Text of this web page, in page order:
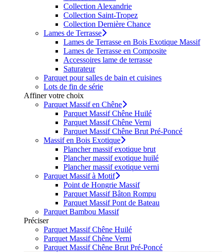
Collection Alexandrie
Collection Saint-Tropez
Collection Dernière Chance
Lames de Terrasse
Lames de Terrasse en Bois Exotique Massif
Lames de Terrasse en Composite
Accessoires lame de terrasse
Saturateur
Parquet pour salles de bain et cuisines
Lots de fin de série
Affiner votre choix
Parquet Massif en Chêne
Parquet Massif Chêne Huilé
Parquet Massif Chêne Verni
Parquet Massif Chêne Brut Pré-Poncé
Massif en Bois Exotique
Plancher massif exotique brut
Plancher massif exotique huilé
Plancher massif exotique verni
Parquet Massif à Motif
Point de Hongrie Massif
Parquet Massif Bâton Rompu
Parquet Massif Pont de Bateau
Parquet Bambou Massif
Préciser
Parquet Massif Chêne Huilé
Parquet Massif Chêne Verni
Parquet Massif Chêne Brut Pré-Poncé